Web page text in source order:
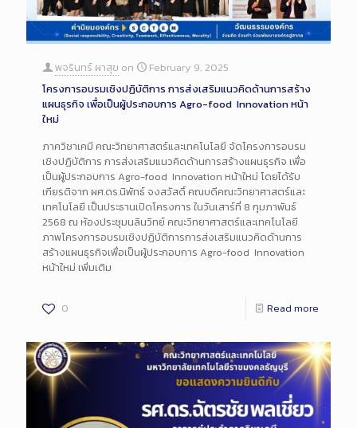
พจรินทร์ ผาสุข on
February 9, 2025
โครงการอบรมเชิงปฏิบัติการ การส่งเสริมแนวคิดด้านการสร้าง
แผนธุรกิจ เพื่อเป็นผู้ประกอบการ Agro-food Innovation หน้า
ใหม่
ภาควิชาเคมี คณะวิทยาศาสตร์และเทคโนโลยี จัดโครงการอบรม
เชิงปฏิบัติการ การส่งเสริมแนวคิดด้านการสร้างแผนธุรกิจ เพื่อ
เป็นผู้ประกอบการ Agro-food Innovation หน้าใหม่ โดยได้รับ
เกียรติจาก ผศ.ดร.นิพัทธ์ จงสวัสดิ์ คณบดีคณะวิทยาศาสตร์และ
เทคโนโลยี เป็นประธานเปิดโครงการ ในวันเสาร์ที่ 8 กุมภาพันธ์
2568 ณ ห้องประชุมนลินวิทย์ คณะวิทยาศาสตร์และเทคโนโลยี
ภาพโครงการอบรมเชิงปฏิบัติการการส่งเสริมแนวคิดด้านการ
สร้างแผนธุรกิจเพื่อเป็นผู้ประกอบการ Agro-food Innovation
หน้าใหม่ เพิ่มเติม
0 Read more